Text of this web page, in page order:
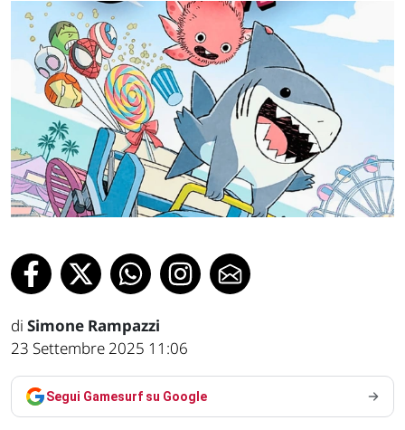
di Simone Rampazzi
23 Settembre 2025 11:06
Segui Gamesurf su Google